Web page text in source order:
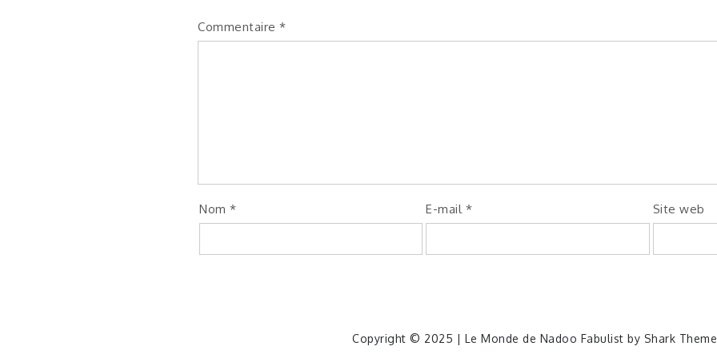
Commentaire *
Nom * E-mail * Site web
Copyright © 2025 | Le Monde de Nadoo Fabulist by Shark